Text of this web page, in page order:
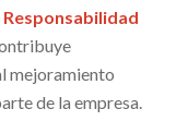
Responsabilidad
mejoramiento
de la empresa.